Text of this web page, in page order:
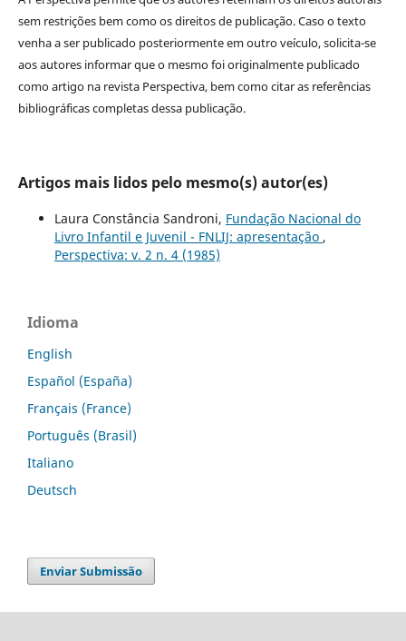
sem restrições bem como os direitos de publicação. Caso o texto
venha a ser publicado posteriormente em outro veículo, solicita-se
aos autores informar que o mesmo foi originalmente publicado
como artigo na revista Perspectiva, bem como citar as referências
bibliográficas completas dessa publicação.
Artigos mais lidos pelo mesmo(s) autor(es)
Laura Constância Sandroni, Fundação Nacional do
Livro Infantil e Juvenil - FNLIJ: apresentação ,
Perspectiva: v. 2 n. 4 (1985)
Idioma
English
Español (España)
Français (France)
Português (Brasil)
Italiano
Deutsch
Enviar Submissão